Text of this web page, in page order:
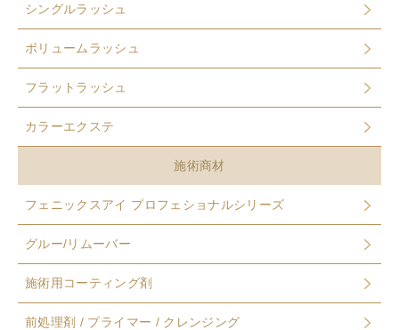
シングルラッシュ
ボリュームラッシュ
フラットラッシュ
カラーエクステ
施術商材
フェニックスアイ プロフェショナルシリーズ
グルー/リムーバー
施術用コーティング剤
前処理剤 / プライマー / クレンジング